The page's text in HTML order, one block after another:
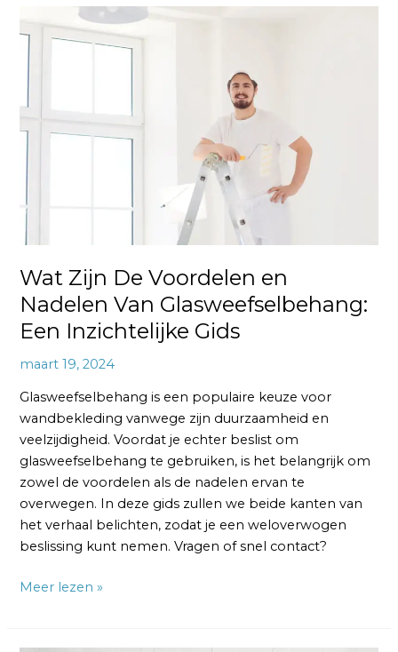
Wat Zijn De Voordelen en
Nadelen Van Glasweefselbehang:
Een Inzichtelijke Gids
maart 19, 2024
Glasweefselbehang is een populaire keuze voor
wandbekleding vanwege zijn duurzaamheid en
veelzijdigheid. Voordat je echter beslist om
glasweefselbehang te gebruiken, is het belangrijk om
zowel de voordelen als de nadelen ervan te
overwegen. In deze gids zullen we beide kanten van
het verhaal belichten, zodat je een weloverwogen
beslissing kunt nemen. Vragen of snel contact?
Zijn
De
Voordelen
Nadelen
Inzichtelijke
Meer lezen »